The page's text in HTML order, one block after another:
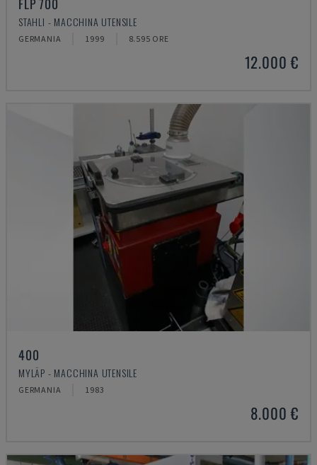
STAHLI - MACCHINA UTENSILE
GERMANIA 1999 8.595 ORE
12.000 €
400
MYLÄP - MACCHINA UTENSILE
GERMANIA 1983
8.000 €